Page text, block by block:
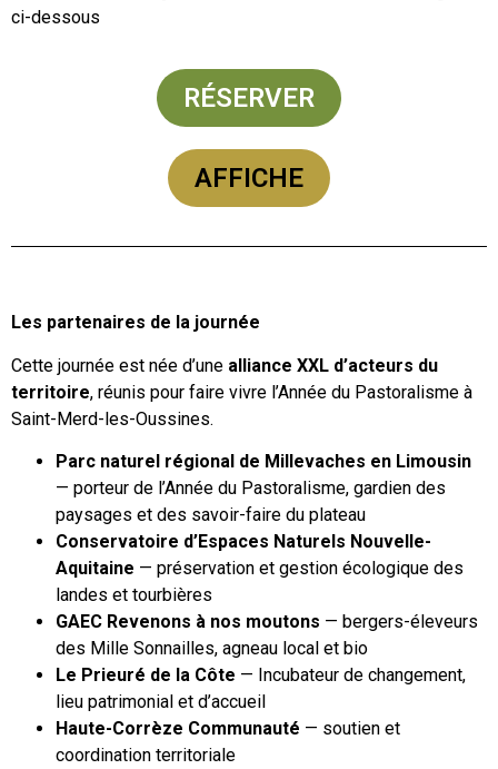
ci-dessous
RÉSERVER
AFFICHE
Les partenaires de la journée
Cette journée est née d’une alliance XXL d’acteurs du
territoire, réunis pour faire vivre l’Année du Pastoralisme à
Saint-Merd-les-Oussines.
Parc naturel régional de Millevaches en Limousin
— porteur de l’Année du Pastoralisme, gardien des
paysages et des savoir-faire du plateau
Conservatoire d’Espaces Naturels Nouvelle-
Aquitaine — préservation et gestion écologique des
landes et tourbières
GAEC Revenons à nos moutons — bergers-éleveurs
des Mille Sonnailles, agneau local et bio
Le Prieuré de la Côte — Incubateur de changement,
lieu patrimonial et d’accueil
Haute-Corrèze Communauté — soutien et
coordination territoriale